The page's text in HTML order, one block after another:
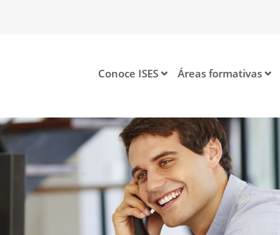
Conoce ISES Áreas formativas